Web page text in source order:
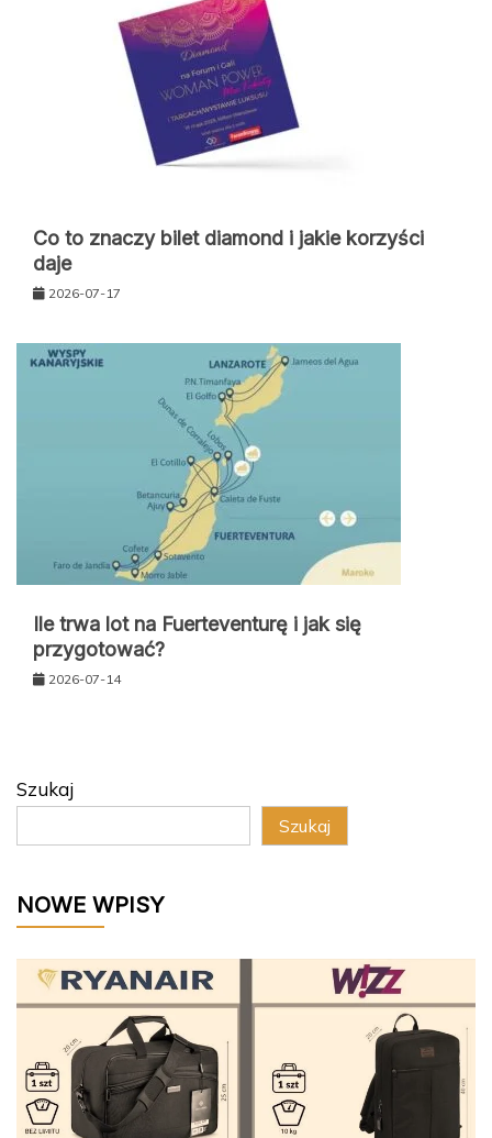
Co to znaczy bilet diamond i jakie korzyści
daje
2026-07-17
Ile trwa lot na Fuerteventurę i jak się
przygotować?
2026-07-14
Szukaj
Szukaj
NOWE WPISY